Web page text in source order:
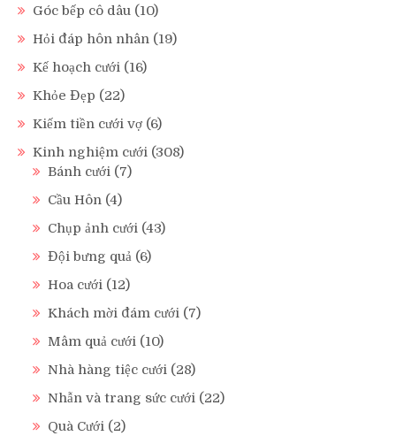
Góc bếp cô dâu (10)
Hỏi đáp hôn nhân (19)
Kế hoạch cưới (16)
Khỏe Đẹp (22)
Kiếm tiền cưới vợ (6)
Kinh nghiệm cưới (308)
Bánh cưới (7)
Cầu Hôn (4)
Chụp ảnh cưới (43)
Đội bưng quả (6)
Hoa cưới (12)
Khách mời đám cưới (7)
Mâm quả cưới (10)
Nhà hàng tiệc cưới (28)
Nhẫn và trang sức cưới (22)
Quà Cưới (2)